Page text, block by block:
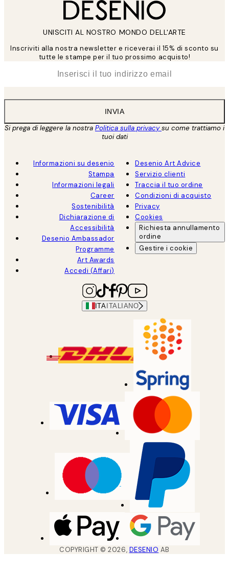
UNISCITI AL NOSTRO MONDO DELL'ARTE
Inscriviti alla nostra newsletter e riceverai il 15% di sconto su
tutte le stampe per il tuo prossimo acquisto!
INVIA
Si prega di leggere la nostra Politica sulla privacysu come trattiamo i
tuoi dati
Informazioni su desenio
Stampa
Informazioni legali
Career
Sostenibilità
Dichiarazione di
Accessibilità
Desenio Ambassador
Programme
Art Awards
Accedi (Affari)
Desenio Art Advice
Servizio clienti
Traccia il tuo ordine
Condizioni di acquisto
Privacy
Cookies
Richiesta annullamento
ordine
Gestire i cookie
ITA ITALIANO
COPYRIGHT ©2026, DESENIO AB